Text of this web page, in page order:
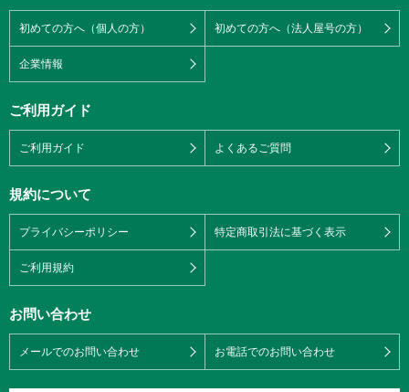
初めての方へ（個人の方） 初めての方へ（法人屋号の方）
企業情報
ご利用ガイド
ご利用ガイド よくあるご質問
規約について
プライバシーポリシー 特定商取引法に基づく表示
ご利用規約
お問い合わせ
メールでのお問い合わせ お電話でのお問い合わせ